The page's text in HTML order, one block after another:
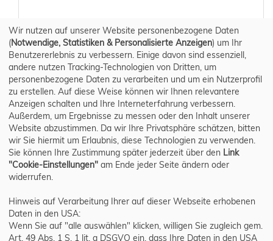
Wir nutzen auf unserer Website personenbezogene Daten
(Notwendige, Statistiken & Personalisierte Anzeigen) um Ihr
Benutzererlebnis zu verbessern. Einige davon sind essenziell,
andere nutzen Tracking-Technologien von Dritten, um
personenbezogene Daten zu verarbeiten und um ein Nutzerprofil
zu erstellen. Auf diese Weise können wir Ihnen relevantere
Anzeigen schalten und Ihre Interneterfahrung verbessern.
Außerdem, um Ergebnisse zu messen oder den Inhalt unserer
Website abzustimmen. Da wir Ihre Privatsphäre schätzen, bitten
wir Sie hiermit um Erlaubnis, diese Technologien zu verwenden.
Sie können Ihre Zustimmung später jederzeit über den Link
"Cookie-Einstellungen" am Ende jeder Seite ändern oder
widerrufen.
Hinweis auf Verarbeitung Ihrer auf dieser Webseite erhobenen
Daten in den USA:
Wenn Sie auf "alle auswählen" klicken, willigen Sie zugleich gem.
Art. 49 Abs. 1 S. 1 lit. a DSGVO ein, dass Ihre Daten in den USA